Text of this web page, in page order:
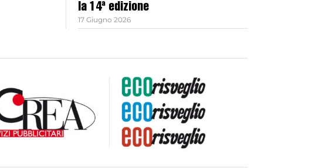
la 14ª edizione
17 Giugno 2026